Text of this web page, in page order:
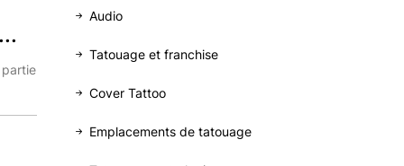
Audio
Tatouage et franchise
Cover Tattoo
Emplacements de tatouage